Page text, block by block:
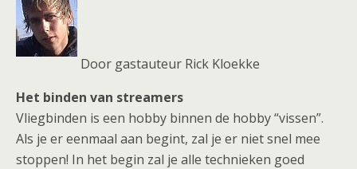
Door gastauteur Rick Kloekke
Het binden van streamers
Vliegbinden is een hobby binnen de hobby “vissen”.
Als je er eenmaal aan begint, zal je er niet snel mee
stoppen! In het begin zal je alle technieken goed